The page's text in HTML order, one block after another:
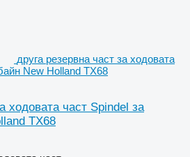
друга резервна част за ходовата
New Holland TX68
ходовата част Spindel за
TX68